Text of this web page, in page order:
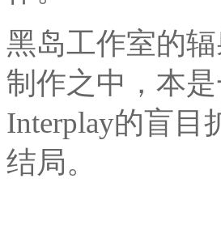
黑岛工作室的
制作之中，本
Interplay的盲目
结局。